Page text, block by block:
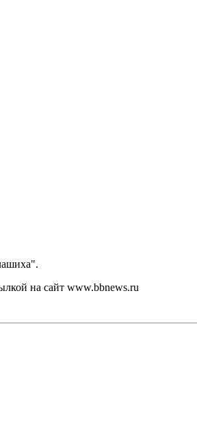
на сайт www.bbnews.ru